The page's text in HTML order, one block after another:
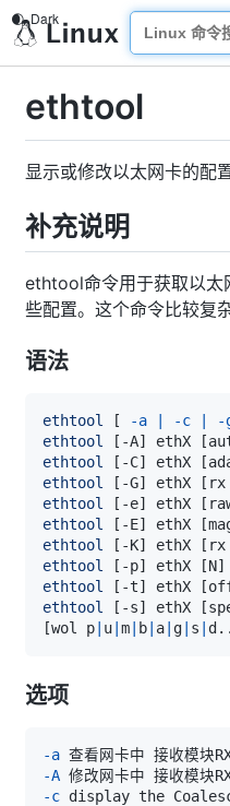
ethtool
显示或修改以太网卡的配
补充说明
ethtool命令用于获取以太
些配置。这个命令比较复
语法
ethtool [ -a -c -
ethtool
[ -A] ethX [
ethtool
[ -C] ethX [
ethtool
[ -G] ethX [ rx
ethtool
[ -e] ethX [
ethtool
[ -E] ethX [
ethtool
[ -K] ethX [ rx
ethtool
[ -p] ethX [N]
ethtool
[ -t] ethX [
ethtool
[ -s] ethX [
[wol p u m b a g s d ..
选项
-a
-A
-c